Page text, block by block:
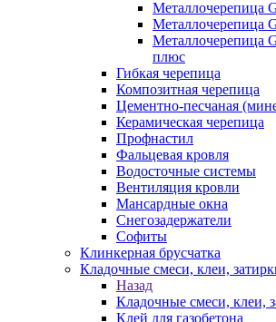
Металлочерепица
Металлочерепица
Металлочерепица
плюс
Гибкая черепица
Композитная черепица
Цементно-песчаная
Керамическая черепица
Профнастил
Фальцевая кровля
Водосточные системы
Вентиляция кровли
Мансардные окна
Снегозадержатели
Софиты
Клинкерная брусчатка
Кладочные смеси, клеи,
Назад
Кладочные смеси, клеи,
Клей для газобетона